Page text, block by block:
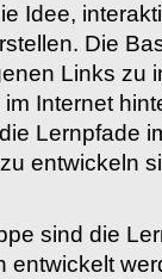
Idee,
Die
Links zu
Internet
Lernpfade
entwickeln
sind die
entwickelt